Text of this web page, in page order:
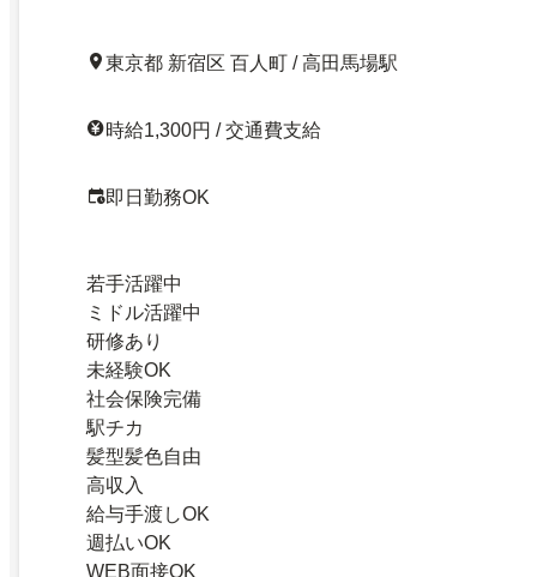
東京都 新宿区 百人町 / 高田馬場駅
時給1,300円 / 交通費支給
即日勤務OK
若手活躍中
ミドル活躍中
研修あり
未経験OK
社会保険完備
駅チカ
髪型髪色自由
高収入
給与手渡しOK
週払いOK
WEB面接OK